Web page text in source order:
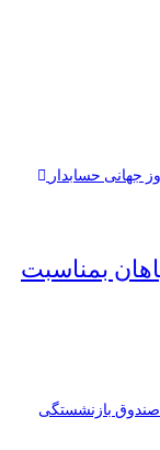
بمناسبت
صندوق بازنشستگی